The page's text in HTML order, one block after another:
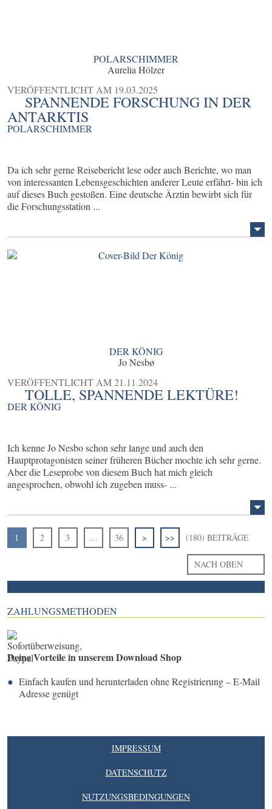
POLARSCHIMMER
Aurelia Hölzer
VERÖFFENTLICHT AM 19.03.2025
SPANNENDE FORSCHUNG IN DER
ANTARKTIS
POLARSCHIMMER
Da ich sehr gerne Reisebericht lese oder auch Berichte, wo man
von interessanten Lebensgeschichten anderer Leute erfährt- bin ich
auf dieses Buch gestoßen. Eine deutsche Ärztin bewirbt sich für
die Forschungsstation ...
DER KÖNIG
Jo Nesbø
VERÖFFENTLICHT AM21.11.2024
TOLLE, SPANNENDE LEKTÜRE!
DER KÖNIG
Ich kenne Jo Nesbo schon sehr lange und auch den
Hauptprotagonisten seiner früheren Bücher mochte ich sehr gerne.
Aber die Leseprobe von diesem Buch hat mich gleich
angesprochen, obwohl ich zugeben muss- ...
1 2 3 … 36 > >> (180) BEITRÄGE
NACH OBEN
ZAHLUNGSMETHODEN
Deine Vorteile in unserem Download Shop
Einfach kaufen und herunterladen ohne Registrierung – E-Mail
Adresse genügt
IMPRESSUM
DATENSCHUTZ
NUTZUNGSBEDINGUNGEN